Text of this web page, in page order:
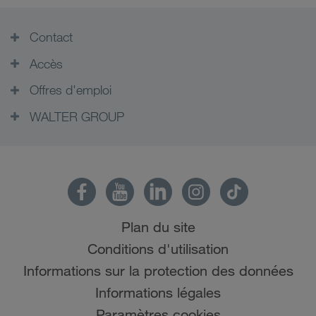
Contact
Accès
Offres d'emploi
WALTER GROUP
Plan du site
Conditions d'utilisation
Informations sur la protection des données
Informations légales